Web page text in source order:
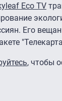
Eco TV
Его
, чтобы